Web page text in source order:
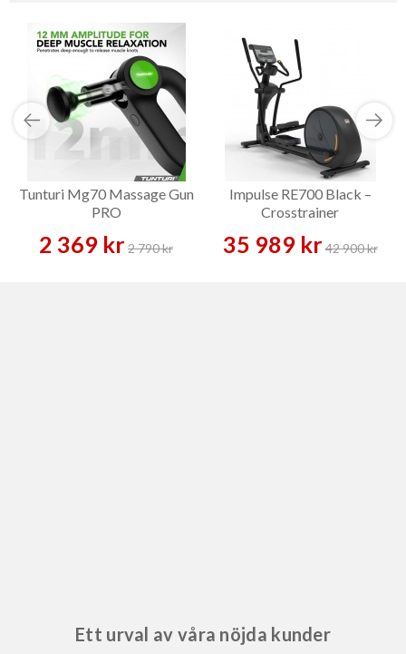
Tunturi Mg70 Massage Gun
PRO
2 369 kr2 790 kr
Impulse RE700 Black –
Crosstrainer
35 989 kr42 900 kr
Ett urval av våra nöjda kunder